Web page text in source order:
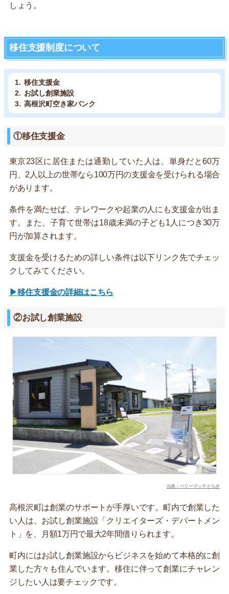
しょう。
移住支援制度について
移住支援金
お試し創業施設
高根沢町空き家バンク
①移住支援金
東京23区に居住または通勤していた人は、単身だと60万
円、2人以上の世帯なら100万円の支援金を受けられる場合
があります。
条件を満たせば、テレワークや起業の人にも支援金が出ま
す。また、子育て世帯は18歳未満の子ども1人につき30万
円が加算されます。
支援金を受けるための詳しい条件は以下リンク先でチェッ
クしてみてください。
▶移住支援金の詳細はこちら
②お試し創業施設
出典：ベリーマッチとちぎ
高根沢町は創業のサポートが手厚いです。町内で創業した
い人は、お試し創業施設「クリエイターズ・デパートメン
ト」を、月額1万円で最大2年間借りられます。
町内にはお試し創業施設からビジネスを始めて本格的に創
業した方々も住んでいます。移住に伴って創業にチャレン
ジしたい人は要チェックです。